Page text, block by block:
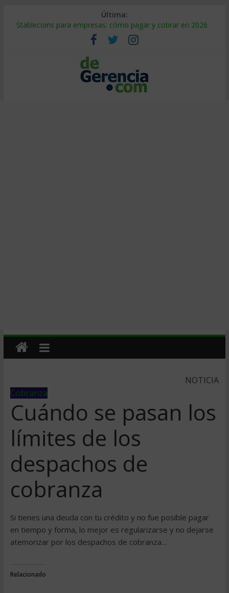
Última:
Stablecoins para empresas: cómo pagar y cobrar en 2026
Despido silencioso: qué es y por qué sale tan caro
IA en selección de personal: cómo auditarla a tiempo
Trabajo forzoso en la cadena de suministro: qué hacer
Mercado hispano de EE. UU.: cómo segmentarlo y venderle
NOTICIA
Cobranza
Cuándo se pasan los
límites de los
despachos de
cobranza
Si tienes una deuda con tu crédito y no fue posible pagar
en tiempo y forma, lo mejor es regularizarse y no dejarse
atemorizar por los despachos de cobranza…
Relacionado